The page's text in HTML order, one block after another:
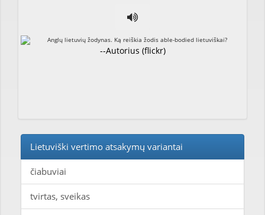
--Autorius (flickr)
Lietuviški vertimo atsakymų variantai
čiabuviai
tvirtas, sveikas